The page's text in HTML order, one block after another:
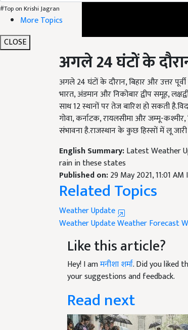
#Top on Krishi Jagran
More Topics
CLOSE
अगले24घंटों के
अगले 24 घंटों के दौरान, बिहार और उत्तर पूर्वी
भारत, अंडमान और निकोबार द्वीप समूह,
साथ 12 स्थानों पर तेज बारिश हो सकती
गोवा, कर्नाटक, रायलसीमा और जम्मू-
संभावना है.राजस्थान के कुछ हिस्सों में लू
Latest Weather
rain in these states
Published on:29 May 2021, 11:01 AM
Related Topics
Weather Update
Weather Update Weather Forecast
Like this article?
Hey! I amमनीशा शर्मा . Did you liked
your suggestions and feedback.
Read next